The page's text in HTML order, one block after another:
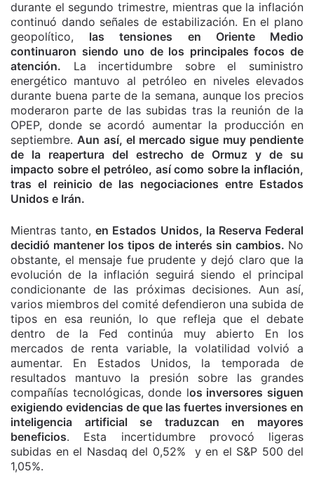
durante el segundo trimestre, mientras que la inflación
continuó dando señales de estabilización. En el plano
geopolítico, las tensiones en Oriente Medio
continuaron siendo uno de los principales focos de
atención. La incertidumbre sobre el suministro
energético mantuvo al petróleo en niveles elevados
durante buena parte de la semana, aunque los precios
moderaron parte de las subidas tras la reunión de la
OPEP, donde se acordó aumentar la producción en
septiembre.Aun así, el mercado sigue muy pendiente
de la reapertura del estrecho de Ormuz y de su
impacto sobre el petróleo, así como sobre la inflación,
tras el reinicio de las negociaciones entre Estados
Unidos e Irán.
Mientras tanto,en Estados Unidos, la Reserva Federal
decidió mantener los tipos de interés sin cambios. No
obstante, el mensaje fue prudente y dejó claro que la
evolución de la inflación seguirá siendo el principal
condicionante de las próximas decisiones. Aun así,
varios miembros del comité defendieron una subida de
tipos en esa reunión, lo que refleja que el debate
dentro de la Fed continúa muy abierto En los
mercados de renta variable, la volatilidad volvió a
aumentar. En Estados Unidos, la temporada de
resultados mantuvo la presión sobre las grandes
compañías tecnológicas, donde los inversores siguen
exigiendo evidencias de que las fuertes inversiones en
inteligencia artificial se traduzcan en mayores
beneficios. Esta incertidumbre provocó ligeras
subidas en el Nasdaq del 0,52% y en el S&P 500 del
1,05%.